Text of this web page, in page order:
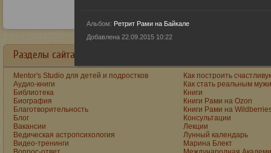
Разделы сайта в алфавитном порядке:
Mentor's Studio для детей и подростков
Аудио-книги
Библиотека
Биография
Благотворительность
Блог
Вакансии
Ведическая астропсихология
Видео-тренинги
Как построить
Как стать реальным
Книги
Книги Рами на Ozon
Книги Рами на
Консультации
Лекции
Лунный календарь
Марина Блект
Альбом: Ретрит Рами на Байкале
Добавлена 22.09.2015 10:22